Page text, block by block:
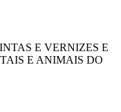
E VERNIZES E
E ANIMAIS DO